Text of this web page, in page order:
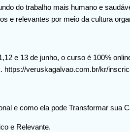
do trabalho mais humano e
e relevantes por meio da cultura
e 13 de junho, o curso é 100%
https://veruskagalvao.com.br/kr/
e como ela pode Transformar sua
e Relevante.